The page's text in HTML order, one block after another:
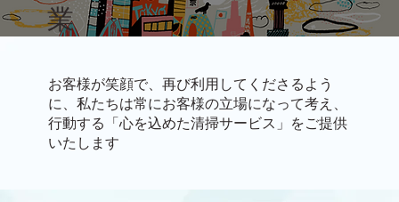
業
お客様が笑顔で、再び利用してくださるよう
に、私たちは常にお客様の立場になって考え、
行動する「心を込めた清掃サービス」をご提供
いたします